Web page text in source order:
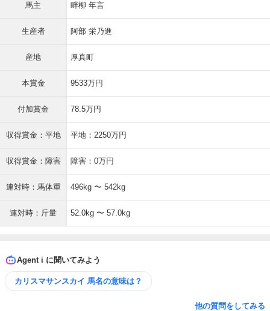
馬主 畔柳 年言
生産者 阿部 栄乃進
産地 厚真町
本賞金 9533万円
付加賞金 78.5万円
収得賞金：平地 平地：2250万円
収得賞金：障害 障害：0万円
連対時：馬体重 496kg 〜 542kg
連対時：斤量 52.0kg 〜 57.0kg
Agent i に聞いてみよう
カリスマサンスカイ 馬名の意味は？
他の質問をしてみる